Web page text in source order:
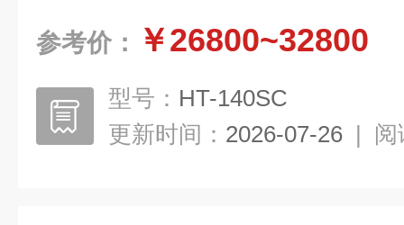
参考价： ￥26800~32800
型号： HT-140SC
更新时间： 2026-07-26 | 阅